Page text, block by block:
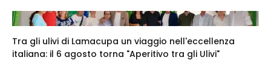
Tra gli ulivi di Lamacupa un viaggio nell'eccellenza
italiana: il 6 agosto torna "Aperitivo tra gli Ulivi"